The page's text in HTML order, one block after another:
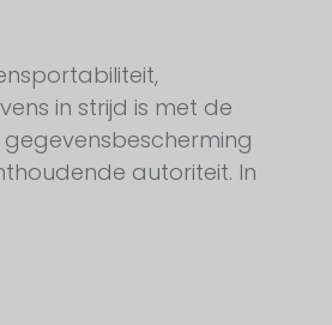
in strijd is met de
autoriteit. In